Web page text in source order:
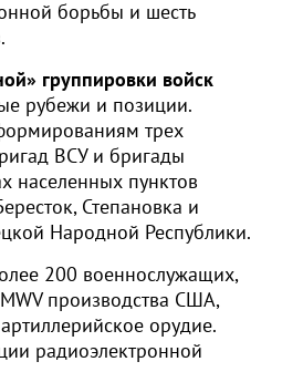
борьбы и шесть
группировки войск
рубежи и позиции.
трех
ВСУ и бригады
населенных пунктов
Степановка и
Народной Республики.
200 военнослужащих,
производства США,
орудие.
радиоэлектронной